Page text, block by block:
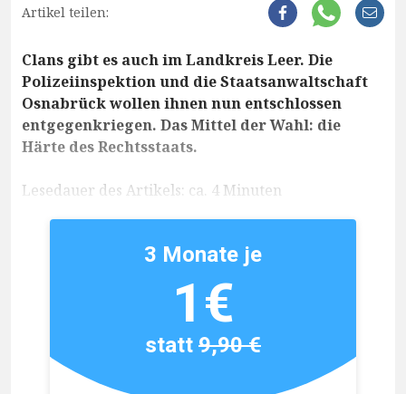
Artikel teilen:
Clans gibt es auch im Landkreis Leer. Die
Polizeiinspektion und die Staatsanwaltschaft
Osnabrück wollen ihnen nun entschlossen
entgegenkriegen. Das Mittel der Wahl: die
Härte des Rechtsstaats.
Lesedauer des Artikels: ca. 4 Minuten
3 Monate je
1€
statt9,90 €